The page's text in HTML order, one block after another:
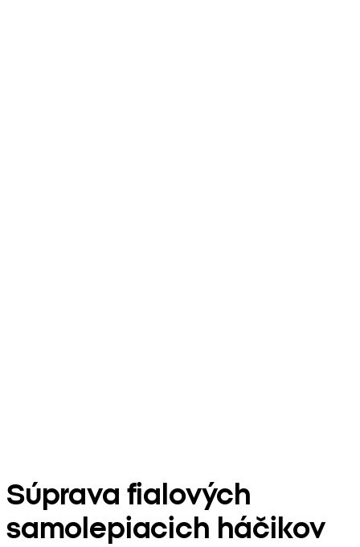
Súprava fialových
samolepiacich háčikov